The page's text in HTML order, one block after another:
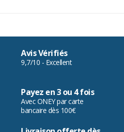
Avis Vérifiés
9,7/10 - Excellent
Payez en 3 ou 4 fois
Avec ONEY par carte
bancaire dès 100€